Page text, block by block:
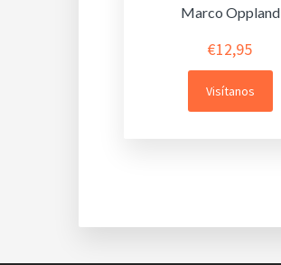
Marco Oppland
€12,95
Visítanos